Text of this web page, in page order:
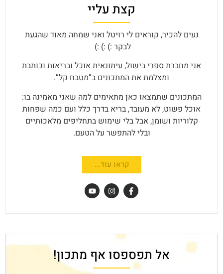
קצת עליי
נעים להכיר, קוראים לי רויטל ואני שמחה מאוד שהגעת
לבקר :) :) :)
אני מחברת ספרי בישול, עיתונאית אוכל ובריאות וכותבת
ומצלמת את המתכונים ב”מטבח קל”.
המתכונים שתמצאו כאן מתאימים למה שאני מאמינה בו:
אוכל פשוט, לא מעובד, בריא בדרך כלל ועם כמה שפחות
קלוריות ושומן, אבל בלי שימוש בתחליפים מלאכותיים
ובלי להתפשר על הטעם.
קראו עוד...
אל תפספסו אף מתכון!